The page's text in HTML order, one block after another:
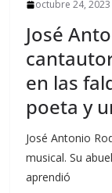
octubre 24, 2023
José
en las
poeta y
José Antonio
musical. Su
aprendió